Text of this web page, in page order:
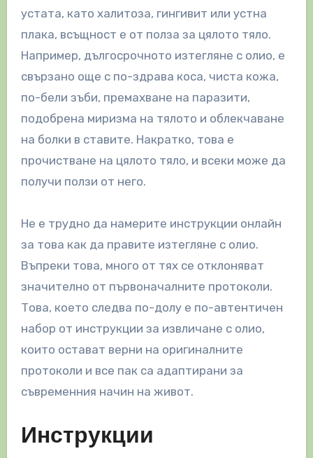
устата, като халитоза, гингивит или устна
плака, всъщност е от полза за цялото тяло.
Например, дългосрочното изтегляне с олио, е
свързано още с по-здрава коса, чиста кожа,
по-бели зъби, премахване на паразити,
подобрена миризма на тялото и облекчаване
на болки в ставите. Накратко, това е
прочистване на цялото тяло, и всеки може да
получи ползи от него.
Не е трудно да намерите инструкции онлайн
за това как да правите изтегляне с олио.
Въпреки това, много от тях се отклоняват
значително от първоначалните протоколи.
Това, което следва по-долу е по-автентичен
набор от инструкции за извличане с олио,
които остават верни на оригиналните
протоколи и все пак са адаптирани за
съвременния начин на живот.
Инструкции